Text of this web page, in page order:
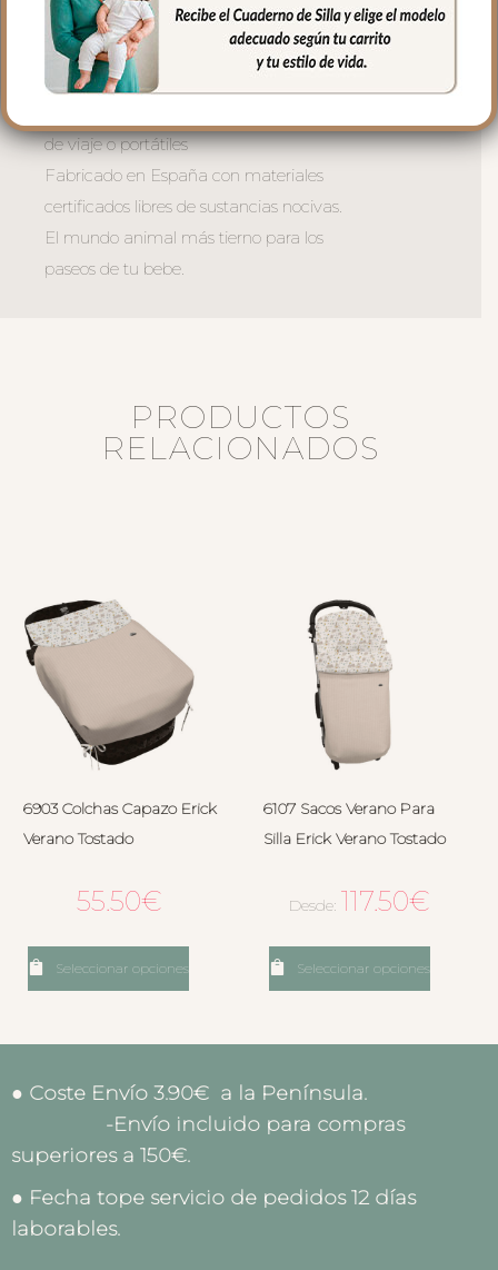
capazos del mercado
– Gemelar — diseñado para capazos
dobles de gemelos
de viaje o portátiles
Fabricado en España con materiales
certificados libres de sustancias nocivas.
El mundo animal más tierno para los
paseos de tu bebe.
PRODUCTOS
RELACIONADOS
6903 Colchas Capazo Erick
Verano Tostado
55.50€
Seleccionar opciones
6107 Sacos Verano Para
Silla Erick Verano Tostado
Desde: 117.50€
Seleccionar opciones
● Coste Envío 3.90€ a la Península.
-Envío incluido para compras
superiores a 150€.
● Fecha tope servicio de pedidos 12 días
laborables.